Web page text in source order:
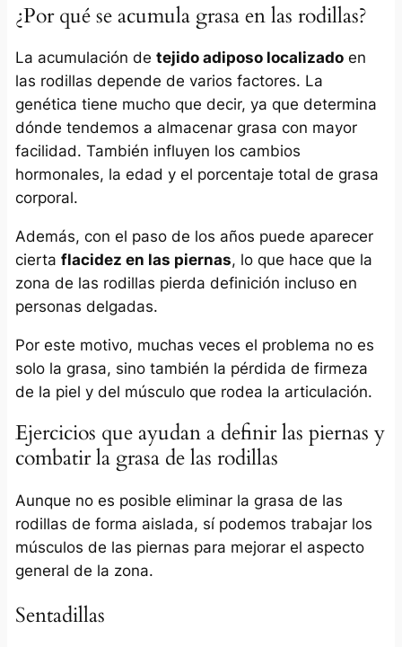
¿Por qué se acumula grasa en las rodillas?
La acumulación de tejido adiposo localizadoen
las rodillas depende de varios factores. La
genética tiene mucho que decir, ya que determina
dónde tendemos a almacenar grasa con mayor
facilidad. También influyen los cambios
hormonales, la edad y el porcentaje total de grasa
corporal.
Además, con el paso de los años puede aparecer
cierta flacidez en las piernas, lo que hace que la
zona de las rodillas pierda definición incluso en
personas delgadas.
Por este motivo, muchas veces el problema no es
solo la grasa, sino también la pérdida de firmeza
de la piel y del músculo que rodea la articulación.
Ejercicios que ayudan a definir las piernas y
combatir la grasa de las rodillas
Aunque no es posible eliminar la grasa de las
rodillas de forma aislada, sí podemos trabajar los
músculos de las piernas para mejorar el aspecto
general de la zona.
Sentadillas